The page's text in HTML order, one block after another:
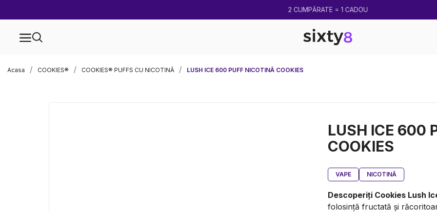
2 CUMPĂRATE = 1 CADOU
Acasa COOKIES® COOKIES® PUFFS CU NICOTINĂ LUSH ICE 600 PUFF NICOTINĂ COOKIES
LUSH ICE 600
COOKIES
VAPE NICOTINĂ
Descoperiți Cookies Lush
folosință fructată și